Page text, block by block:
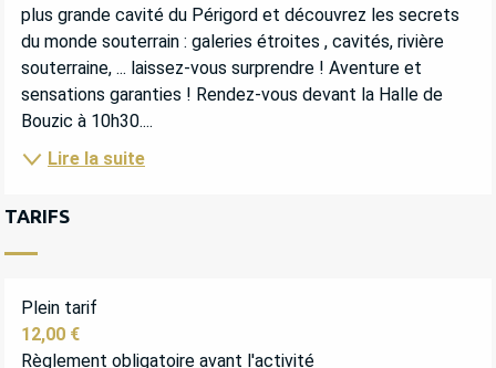
plus grande cavité du Périgord et découvrez les secrets
du monde souterrain : galeries étroites , cavités, rivière
souterraine, ... laissez-vous surprendre ! Aventure et
sensations garanties ! Rendez-vous devant la Halle de
Bouzic à 10h30....
Lire la suite
TARIFS
Plein tarif
12,00 €
Règlement obligatoire avant l'activité